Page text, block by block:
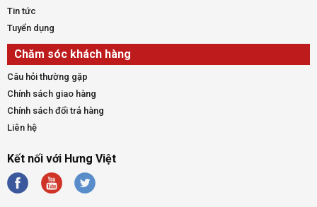
Tin tức
Tuyển dụng
Chăm sóc khách hàng
Câu hỏi thường gặp
Chính sách giao hàng
Chính sách đổi trả hàng
Liên hệ
Kết nối với Hưng Việt